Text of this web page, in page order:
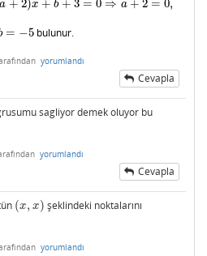
a + 2)x + b + 3 = 0 ⇒ a + 2 = 0,
⇒a+2=0 b+ 3=0
= −5 bulunur.
yorumlandı
Cevapla
sagliyor demek oluyor bu
yorumlandı
Cevapla
(x, x)
(x,x )
şeklindeki noktalarını
yorumlandı